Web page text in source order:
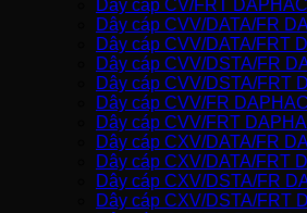
Dây cáp CV/FRT
Dây cáp CVV/DATA/FR
Dây cáp CVV/DATA/FRT
Dây cáp CVV/DSTA/FR
Dây cáp CVV/DSTA/FRT
Dây cáp CVV/FR
Dây cáp CVV/FRT
Dây cáp CXV/DATA/FR
Dây cáp CXV/DATA/FRT
Dây cáp CXV/DSTA/FR
Dây cáp CXV/DSTA/FRT